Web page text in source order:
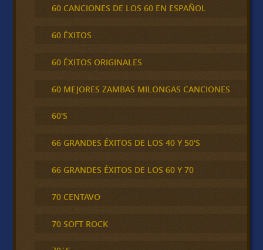
60 CANCIONES DE LOS 60 EN ESPAÑOL
60 ÉXITOS
60 ÉXITOS ORIGINALES
60 MEJORES ZAMBAS MILONGAS CANCIONES
60'S
66 GRANDES ÉXITOS DE LOS 40 Y 50'S
66 GRANDES ÉXITOS DE LOS 60 Y 70
70 CENTAVO
70 SOFT ROCK